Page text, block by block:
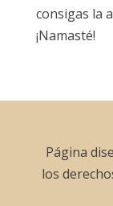
consigas la
¡Namasté!
Página
los